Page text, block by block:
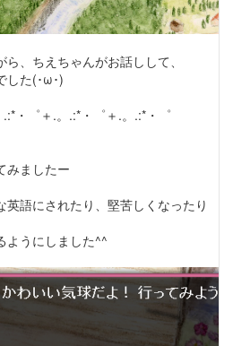
、ちえちゃんがお話しして、
した(･ω･)
・゜＋.。.:*・゜＋.。.:*・゜
みましたー
語にされたり、堅苦しくなったり
ようにしました^^